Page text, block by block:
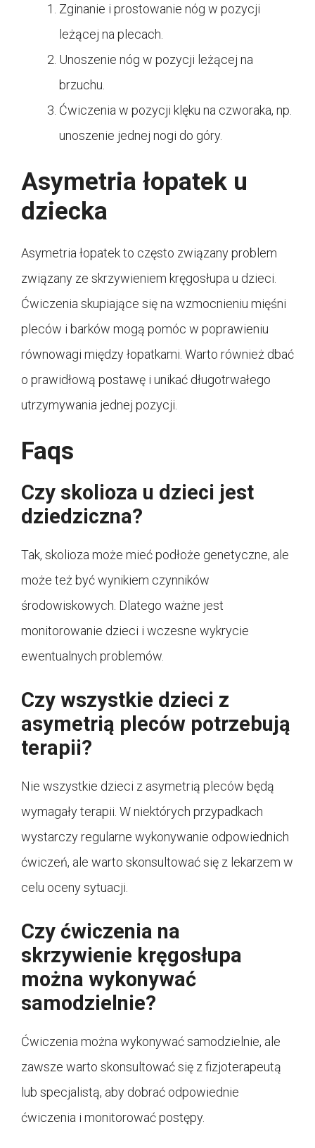
Zginanie i prostowanie nóg w pozycji
leżącej na plecach.
Unoszenie nóg w pozycji leżącej na
brzuchu.
Ćwiczenia w pozycji klęku na czworaka, np.
unoszenie jednej nogi do góry.
Asymetria łopatek u
dziecka
Asymetria łopatek to często związany problem
związany ze skrzywieniem kręgosłupa u dzieci.
Ćwiczenia skupiające się na wzmocnieniu mięśni
pleców i barków mogą pomóc w poprawieniu
równowagi między łopatkami. Warto również dbać
o prawidłową postawę i unikać długotrwałego
utrzymywania jednej pozycji.
Faqs
Czy skolioza u dzieci jest
dziedziczna?
Tak, skolioza może mieć podłoże genetyczne, ale
może też być wynikiem czynników
środowiskowych. Dlatego ważne jest
monitorowanie dzieci i wczesne wykrycie
ewentualnych problemów.
Czy wszystkie dzieci z
asymetrią pleców potrzebują
terapii?
Nie wszystkie dzieci z asymetrią pleców będą
wymagały terapii. W niektórych przypadkach
wystarczy regularne wykonywanie odpowiednich
ćwiczeń, ale warto skonsultować się z lekarzem w
celu oceny sytuacji.
Czy ćwiczenia na
skrzywienie kręgosłupa
można wykonywać
samodzielnie?
Ćwiczenia można wykonywać samodzielnie, ale
zawsze warto skonsultować się z fizjoterapeutą
lub specjalistą, aby dobrać odpowiednie
ćwiczenia i monitorować postępy.